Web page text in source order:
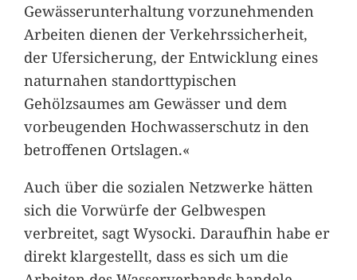
Gewässerunterhaltung vorzunehmenden
Arbeiten dienen der Verkehrssicherheit,
der Ufersicherung, der Entwicklung eines
naturnahen standorttypischen
Gehölzsaumes am Gewässer und dem
vorbeugenden Hochwasserschutz in den
betroffenen Ortslagen.«
Auch über die sozialen Netzwerke hätten
sich die Vorwürfe der Gelbwespen
verbreitet, sagt Wysocki. Daraufhin habe er
direkt klargestellt, dass es sich um die